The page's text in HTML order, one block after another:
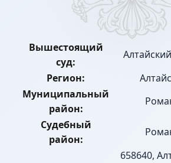
Вышестоящий
суд:
Регион:
Муниципальный
район:
Судебный
район:
658640,